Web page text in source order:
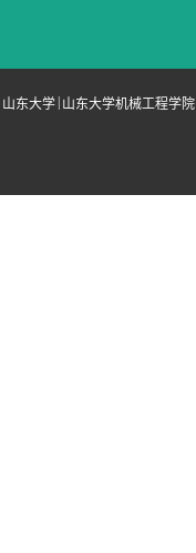
山东大学 | 山东大学机械工程学院